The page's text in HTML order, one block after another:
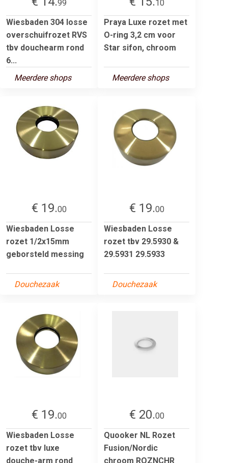
99
Wiesbaden 304 losse
overschuifrozet RVS
tbv douchearm rond
6...
Meerdere shops
10
Praya Luxe rozet met
O-ring 3,2 cm voor
Star sifon, chroom
Meerdere shops
€ 19.00
Wiesbaden Losse
rozet 1/2x15mm
geborsteld messing
Douchezaak
€ 19.00
Wiesbaden Losse
rozet tbv 29.5930 &
29.5931 29.5933
Douchezaak
€ 19.00
Wiesbaden Losse
rozet tbv luxe
douche-arm rond
€ 20.00
Quooker NL Rozet
Fusion/Nordic
chroom ROZNCHR